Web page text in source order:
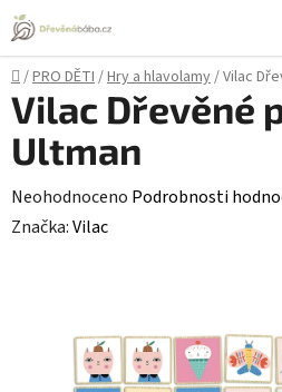
Přejít
na
obsah
Domů
/PRO DĚTI/Hry a hlavolamy/Vilac
Vilac Dřevěné
Ultman
Průměrné
hodnocení
Neohodnoceno Podrobnosti
Značka:Vilac